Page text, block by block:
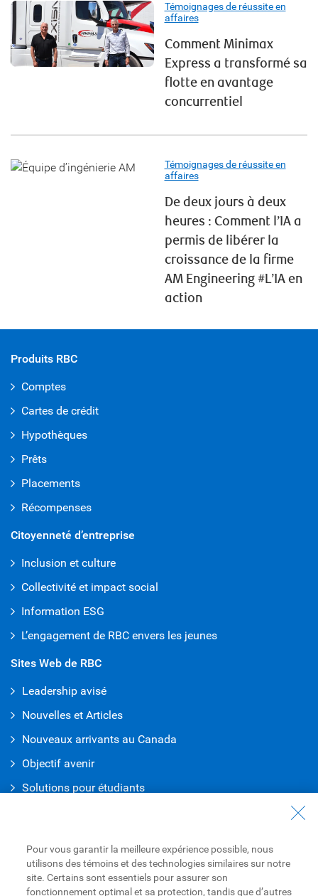
Témoignages de réussite en
affaires
Comment Minimax
Express a transformé sa
flotte en avantage
concurrentiel
Témoignages de réussite en
affaires
De deux jours à deux
heures : Comment l’IA a
permis de libérer la
croissance de la firme
AM Engineering #L’IA en
action
Produits RBC
Comptes
Cartes de crédit
Hypothèques
Prêts
Placements
Récompenses
Citoyenneté d’entreprise
Inclusion et culture
Collectivité et impact social
Information ESG
L’engagement de RBC envers les jeunes
Sites Web de RBC
Leadership avisé
Nouvelles et Articles
Nouveaux arrivants au Canada
Objectif avenir
Solutions pour étudiants
Nous joindre
Trouvez une succursale ou un GAB
Pour vous garantir la meilleure expérience possible, nous
utilisons des témoins et des technologies similaires sur notre
site. Certains sont essentiels pour assurer son
fonctionnement optimal et sa protection, tandis que d’autres